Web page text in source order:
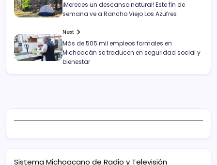
¡Mereces un descanso natural! Este fin de
semana ve a Rancho Viejo Los Azufres
Next
Más de 505 mil empleos formales en
Michoacán se traducen en seguridad social y
bienestar
Sistema Michoacano de Radio y Televisión